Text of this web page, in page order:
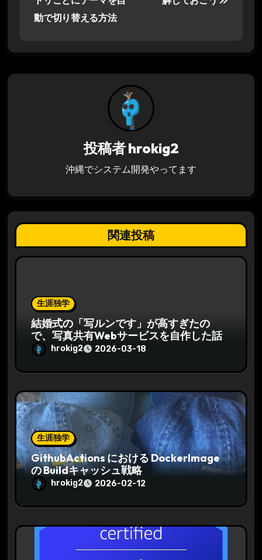
ナ動で切り替える方法
投稿者hrokig2
沖縄でシステム開発やってます
関連投稿
生涯独学
結婚式の「写ルンです」が高すぎたの
で、写真共有Webサービスを自作した話
hrokig2 2026-03-18
生涯独学
GithubActions における DockerImage
の Buildキャッシュ戦略
hrokig2 2026-02-12